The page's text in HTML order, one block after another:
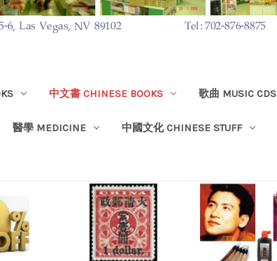
中文書 CHINESE BOOKS 歌曲 MUSIC CDS
醫學 MEDICINE 中國文化 CHINESE STUFF